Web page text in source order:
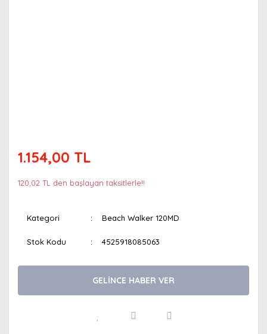
1.154,00 TL
120,02 TL den başlayan taksitlerle!!
Kategori Beach Walker 120MD
Stok Kodu 4525918085063
GELİNCE HABER VER